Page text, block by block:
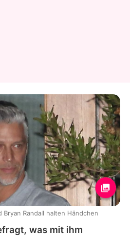
was mit ihm
Bryan Randall halten Händchen